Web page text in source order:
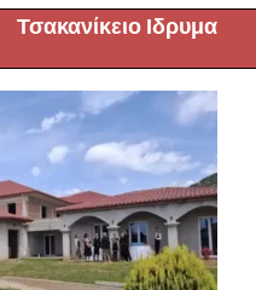
Τσακανίκειο Ιδρυμα